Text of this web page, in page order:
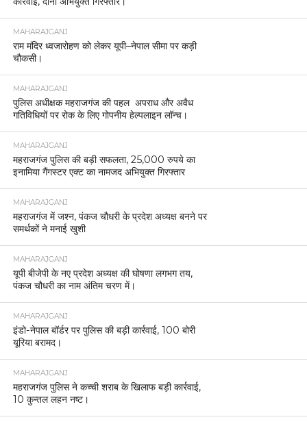
MAHARAJGANJ
राम मंदिर ध्वजारोहण को लेकर यूपी–नेपाल सीमा पर कड़ी
चौकसी।
MAHARAJGANJ
पुलिस अधीक्षक महराजगंज की पहल अपराध और अवैध
गतिविधियों पर रोक के लिए गोपनीय हेल्पलाइन लॉन्च।
MAHARAJGANJ
महराजगंज पुलिस की बड़ी सफलता, 25,000 रुपये का
इनामिया गैंगस्टर एक्ट का नामजद अभियुक्त गिरफ्तार
MAHARAJGANJ
महराजगंज में जश्न, पंकज चौधरी के प्रदेश अध्यक्ष बनने पर
समर्थकों ने मनाई खुशी
MAHARAJGANJ
यूपी बीजेपी के नए प्रदेश अध्यक्ष की घोषणा लगभग तय,
पंकज चौधरी का नाम अंतिम चरण में।
MAHARAJGANJ
इंडो-नेपाल बॉर्डर पर पुलिस की बड़ी कार्रवाई, 100 बोरी
यूरिया बरामद।
MAHARAJGANJ
महराजगंज पुलिस ने कच्ची शराब के खिलाफ बड़ी कार्रवाई,
10 कुन्तल लहन नष्ट।